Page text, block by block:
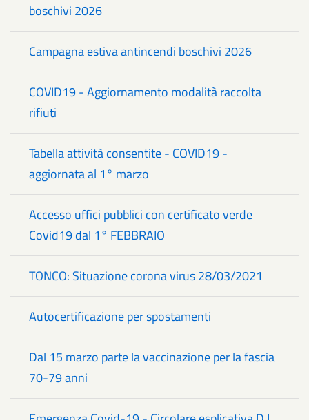
boschivi 2026
Campagna estiva antincendi boschivi 2026
COVID19 - Aggiornamento modalità raccolta
rifiuti
Tabella attività consentite - COVID19 -
aggiornata al 1° marzo
Accesso uffici pubblici con certificato verde
Covid19 dal 1° FEBBRAIO
TONCO: Situazione corona virus 28/03/2021
Autocertificazione per spostamenti
Dal 15 marzo parte la vaccinazione per la fascia
70-79 anni